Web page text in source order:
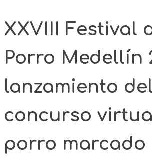
XXVIII Festival
Porro Medellín
lanzamiento
concurso
porro marcado